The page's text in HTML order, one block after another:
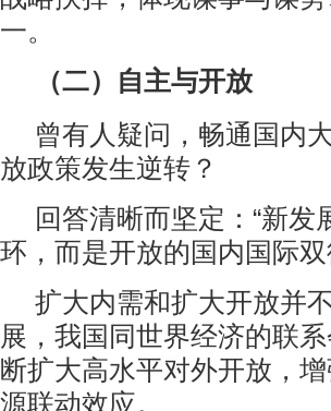
一。
（二）自主与开放
曾有人疑问，畅通国内
放政策发生逆转？
回答清晰而坚定：“新
环，而是开放的国内国际双
扩大内需和扩大开放并
展，我国同世界经济的联
断扩大高水平对外开放，
源联动效应。